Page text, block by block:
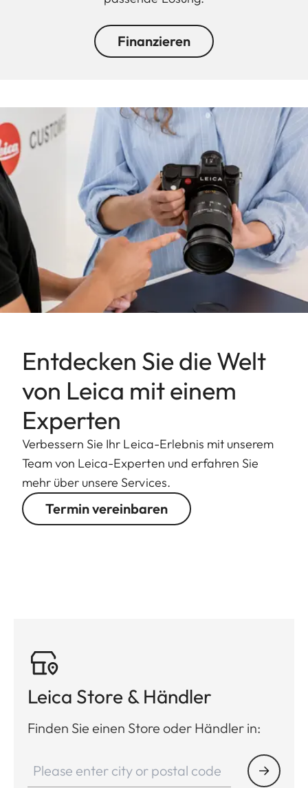
Finanzieren
Entdecken Sie die Welt
von Leica mit einem
Experten
Verbessern Sie Ihr Leica-Erlebnis mit unserem
Team von Leica-Experten und erfahren Sie
mehr über unsere Services.
Termin vereinbaren
Leica Store & Händler
Finden Sie einen Store oder Händler in: